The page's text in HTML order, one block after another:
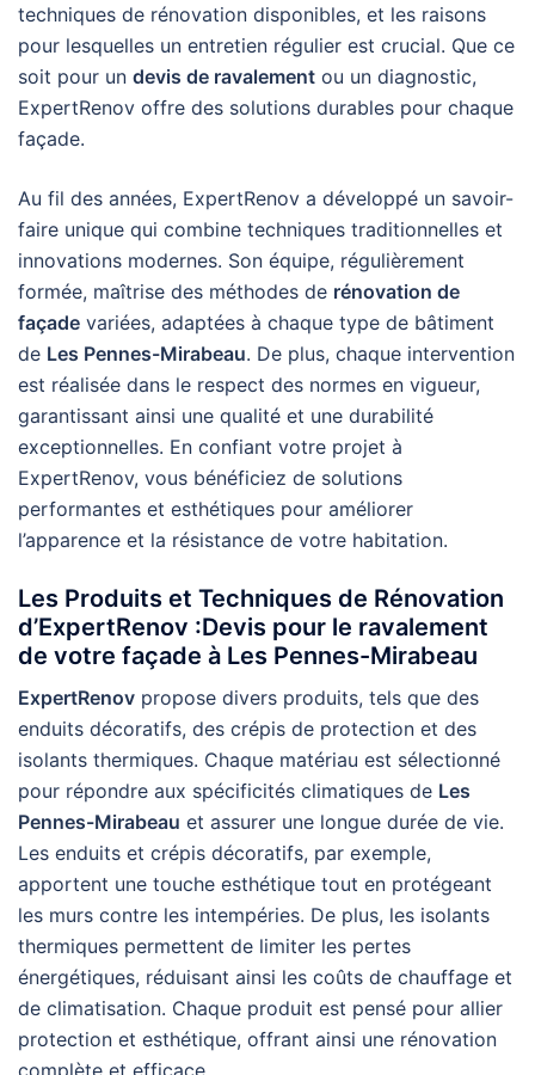
techniques de rénovation disponibles, et les raisons
pour lesquelles un entretien régulier est crucial. Que ce
soit pour un devis de ravalement ou un diagnostic,
ExpertRenov offre des solutions durables pour chaque
façade.
Au fil des années, ExpertRenov a développé un savoir-
faire unique qui combine techniques traditionnelles et
innovations modernes. Son équipe, régulièrement
formée, maîtrise des méthodes de rénovation de
façade variées, adaptées à chaque type de bâtiment
de Les Pennes-Mirabeau. De plus, chaque intervention
est réalisée dans le respect des normes en vigueur,
garantissant ainsi une qualité et une durabilité
exceptionnelles. En confiant votre projet à
ExpertRenov, vous bénéficiez de solutions
performantes et esthétiques pour améliorer
l’apparence et la résistance de votre habitation.
Les Produits et Techniques de Rénovation
d’ExpertRenov :Devis pour le ravalement
de votre façade à Les Pennes-Mirabeau
ExpertRenov propose divers produits, tels que des
enduits décoratifs, des crépis de protection et des
isolants thermiques. Chaque matériau est sélectionné
pour répondre aux spécificités climatiques de Les
Pennes-Mirabeau et assurer une longue durée de vie.
Les enduits et crépis décoratifs, par exemple,
apportent une touche esthétique tout en protégeant
les murs contre les intempéries. De plus, les isolants
thermiques permettent de limiter les pertes
énergétiques, réduisant ainsi les coûts de chauffage et
de climatisation. Chaque produit est pensé pour allier
protection et esthétique, offrant ainsi une rénovation
complète et efficace.